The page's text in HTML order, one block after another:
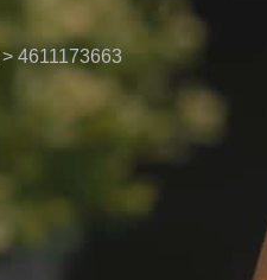
> 4611173663